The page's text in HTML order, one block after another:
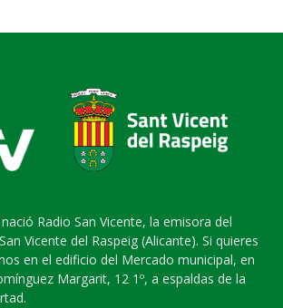
Radio San Vicente, la emisora del
Vicente del Raspeig (Alicante). Si quieres
en el edificio del Mercado municipal, en
Margarit, 12 1º, a espaldas de la